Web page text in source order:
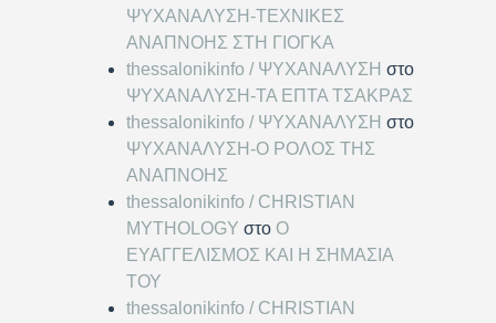
ΨΥΧΑΝΑΛΥΣΗ-ΤΕΧΝΙΚΕΣ
ΑΝΑΠΝΟΗΣ ΣΤΗ ΓΙΟΓΚΑ
thessalonikinfo / ΨΥΧΑΝΑΛΥΣΗ στο
ΨΥΧΑΝΑΛΥΣΗ-ΤΑ ΕΠΤΑ ΤΣΑΚΡΑΣ
thessalonikinfo / ΨΥΧΑΝΑΛΥΣΗ στο
ΨΥΧΑΝΑΛΥΣΗ-Ο ΡΟΛΟΣ ΤΗΣ
ΑΝΑΠΝΟΗΣ
thessalonikinfo / CHRISTIAN
MYTHOLOGY στο Ο
ΕΥΑΓΓΕΛΙΣΜΟΣ ΚΑΙ Η ΣΗΜΑΣΙΑ
ΤΟΥ
thessalonikinfo / CHRISTIAN